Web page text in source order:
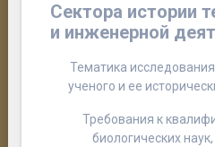
Сектора истории
и инженерной
Тематика
ученого и ее
Требования к
биологических